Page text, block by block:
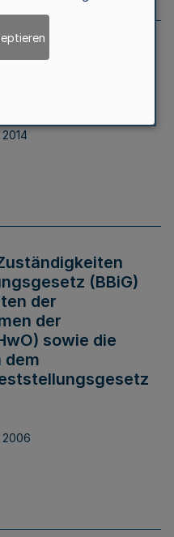
des Landes
-
(BBiG)
der
der
sowie die
dem
2006